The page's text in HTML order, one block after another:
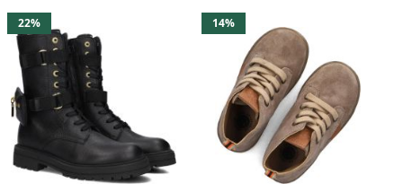
22% 14%